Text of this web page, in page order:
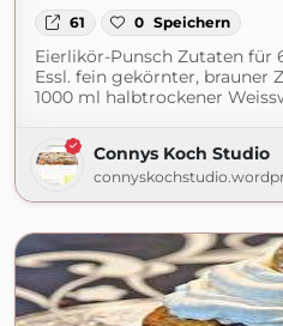
61 0 Speichern
Eierlikör-Punsch Zutaten für
Essl. fein gekörnter, brauner
1000 ml halbtrockener
Connys Koch Studio